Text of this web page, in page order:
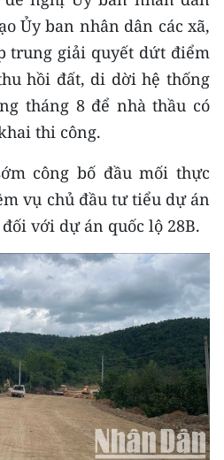
nghệ
phía Bắc
Ủy ban nhân dân các xã,
trung giải quyết dứt điểm
hồi đất, di dời hệ thống
tháng 8 để nhà thầu có
thi công.
công bố đầu mối thực
vụ chủ đầu tư tiểu dự án
với dự án quốc lộ 28B.